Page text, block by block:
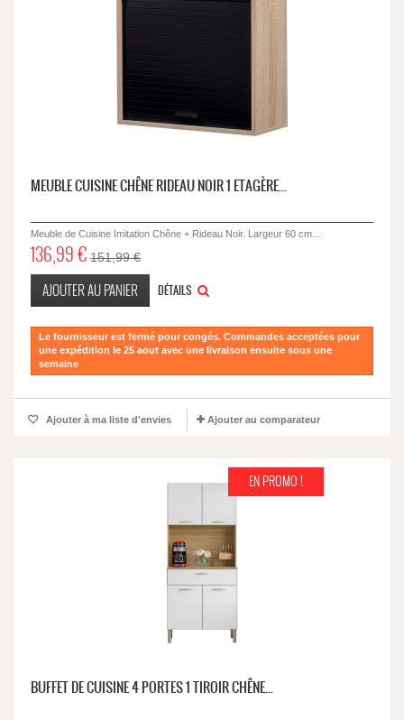
MEUBLE CUISINE CHÊNE RIDEAU NOIR 1 ETAGÈRE...
Meuble de Cuisine Imitation Chêne + Rideau Noir. Largeur 60 cm...
136,99 € 151,99 €
AJOUTER AU PANIER DÉTAILS
Le fournisseur est fermé pour congés. Commandes acceptées pour
une expédition le 25 aout avec une livraison ensuite sous une
semaine
Ajouter à ma liste d'envies Ajouter au comparateur
EN PROMO !
BUFFET DE CUISINE 4 PORTES 1 TIROIR CHÊNE...